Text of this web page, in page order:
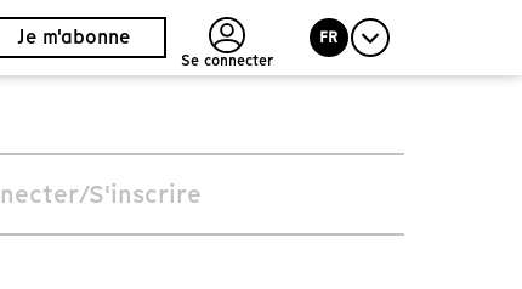
Je m'abonne
Se connecter
FR
S'inscrire